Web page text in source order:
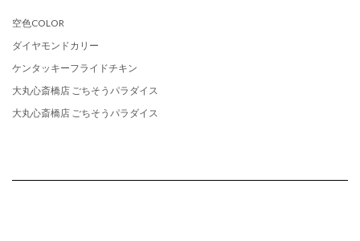
空色COLOR
ダイヤモンドカリー
ケンタッキーフライドチキン
大丸心斎橋店 ごちそうパラダイス
大丸心斎橋店 ごちそうパラダイス